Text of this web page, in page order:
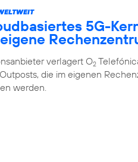
5G-
verlagert O2
die im eigenen
werden.